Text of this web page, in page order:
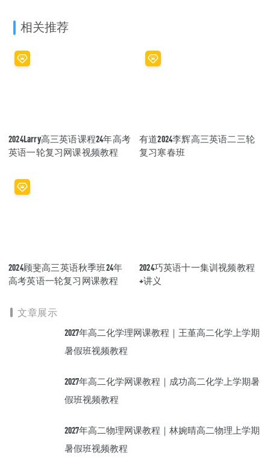
相关推荐
2024Larry高三英语课程24年高考
英语一轮复习网课视频教程
有道2024李辉高三英语二三轮
复习寒春班
2024顾斐高三英语秋季班24年
高考英语一轮复习网课教程
2024巧英语十一集训视频教程
+讲义
文章展示
2027年高二化学理网课教程｜王堇高二化学上学期
暑假班视频教程
2027年高二化学网课教程｜成功高二化学上学期暑
假班视频教程
2027年高二物理网课教程｜林婉晴高二物理上学期
暑假班视频教程